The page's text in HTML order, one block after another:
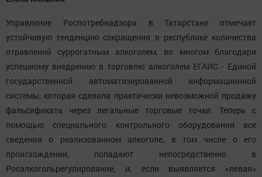
Управление Роспотребнадзора в Татарстане отмечает
устойчивую тенденцию сокращения в республике количества
отравлений суррогатным алкоголем, во многом благодаря
успешному внедрению в торговлю алкоголем ЕГАИС - Единой
государственной автоматизированной информационной
системы, которая сделала практически невозможной продажу
фальсификата через легальные торговые точки. Теперь с
помощью специального контрольного оборудования все
сведения о реализованном алкоголе, в том числе о его
происхождении, попадают непосредственно в
Росалкогольрегулирование, и, если выявляется «левая»